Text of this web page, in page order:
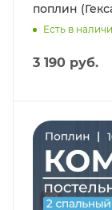
поплин
Есть в
3 190 руб.